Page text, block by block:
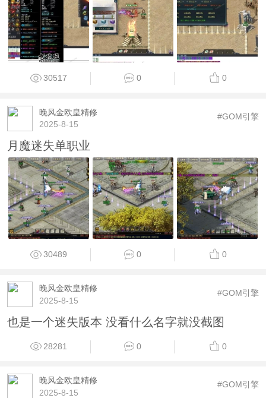
30517 0 0
晚风金欧皇精修
2025-8-15
#GOM引擎
月魔迷失单职业
30489 0 0
晚风金欧皇精修
2025-8-15
#GOM引擎
也是一个迷失版本 没看什么名字就没截图
28281 0 0
晚风金欧皇精修
2025-8-15
#GOM引擎